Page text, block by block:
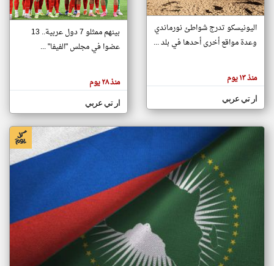
تغيير الدولة
اخبار جزر القمر على مدار الساعة
أهم اخبار جزر القمر العاجلة والمباشرة
هنا عن
وجهة
كاتبيها.
اليونيسكو تدرج شواطئ نورماندي
وعدة مواقع أخرى أحدها في بلد ...
منذ ١٣ يوم
ار تي عربي
بينهم ممثلو 7 دول عربية.. 13
عضوا في مجلس "الفيفا" ...
منذ ٢٨ يوم
ار تي عربي
klyoum.com